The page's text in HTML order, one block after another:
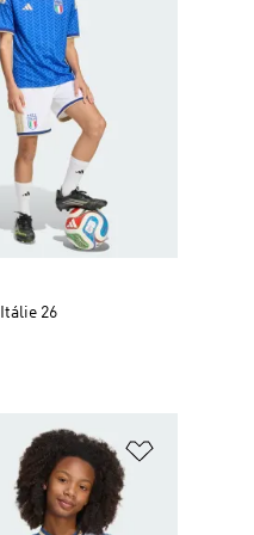
26